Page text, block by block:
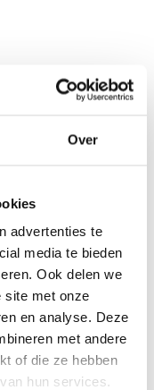
Over
advertenties te
media te bieden
Ook delen we
site met onze
en analyse. Deze
met andere
of die ze hebben
hun services.